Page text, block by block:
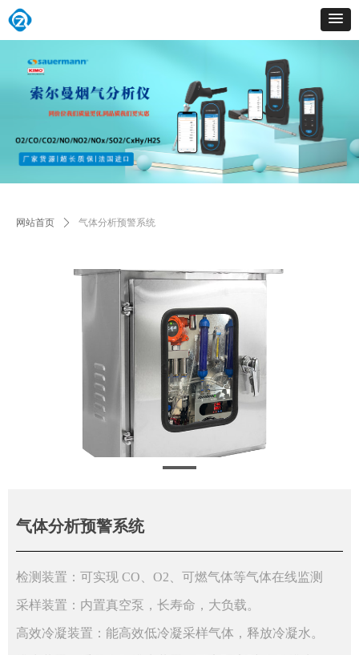
网站首页 ꄲ 气体分析预警系统
气体分析预警系统
检测装置：可实现 CO、O2、可燃气体等气体在线监测
采样装置：内置真空泵，长寿命，大负载。
高效冷凝装置：能高效低冷凝采样气体，释放冷凝水。